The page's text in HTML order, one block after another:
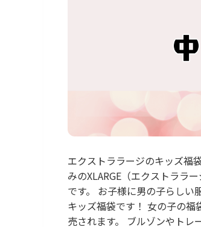
エクストララージのキッズ福
みのXLARGE（エクストララ
です。 お子様に男の子らし
キッズ福袋です！ 女の子の
売されます。 ブルゾンやトレ